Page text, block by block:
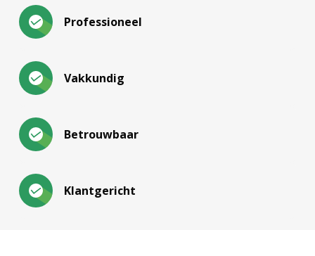
Professioneel
Vakkundig
Betrouwbaar
Klantgericht